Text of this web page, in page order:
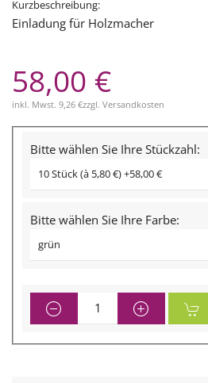
Kurzbeschreibung:
Einladung für Holzmacher
58,00 €
inkl. Mwst. 9,26 €zzgl. Versandkosten
Bitte wählen Sie Ihre Stückzahl:
Bitte wählen Sie Ihre Farbe: